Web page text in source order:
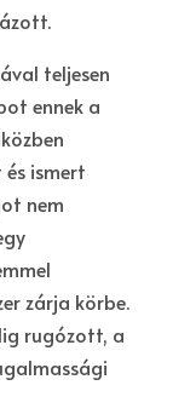
teljesen
ennek a
és ismert
nem
zárja körbe.
rugózott, a